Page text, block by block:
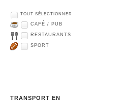
TOUT SÉLECTIONNER
CAFÉ / PUB
RESTAURANTS
SPORT
TRANSPORT EN